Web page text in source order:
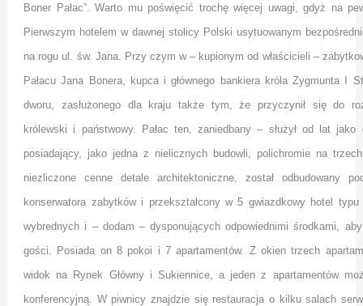
Boner Pałac”. Warto mu poświęcić trochę więcej uwagi, gdyż na
Pierwszym hotelem w dawnej stolicy Polski usytuowanym
na rogu ul. św. Jana. Przy czym w – kupionym od właścicieli –
Pałacu Jana Bonera, kupca i głównego bankiera króla Zygmunta I
dworu, zasłużonego dla kraju także tym, że przyczynił się do
królewski i państwowy. Pałac ten, zaniedbany – służył od lat
posiadający, jako jedna z nielicznych budowli, polichromie na
niezliczone cenne detale architektoniczne, został odbudowany
konserwatora zabytków i przekształcony w 5 gwiazdkowy hotel
wybrednych i – dodam – dysponujących odpowiednimi środkami,
gości. Posiada on 8 pokoi i 7 apartamentów. Z okien trzech
widok na Rynek Główny i Sukiennice, a jeden z apartamentów
konferencyjną. W piwnicy znajdzie się restauracja o kilku salach